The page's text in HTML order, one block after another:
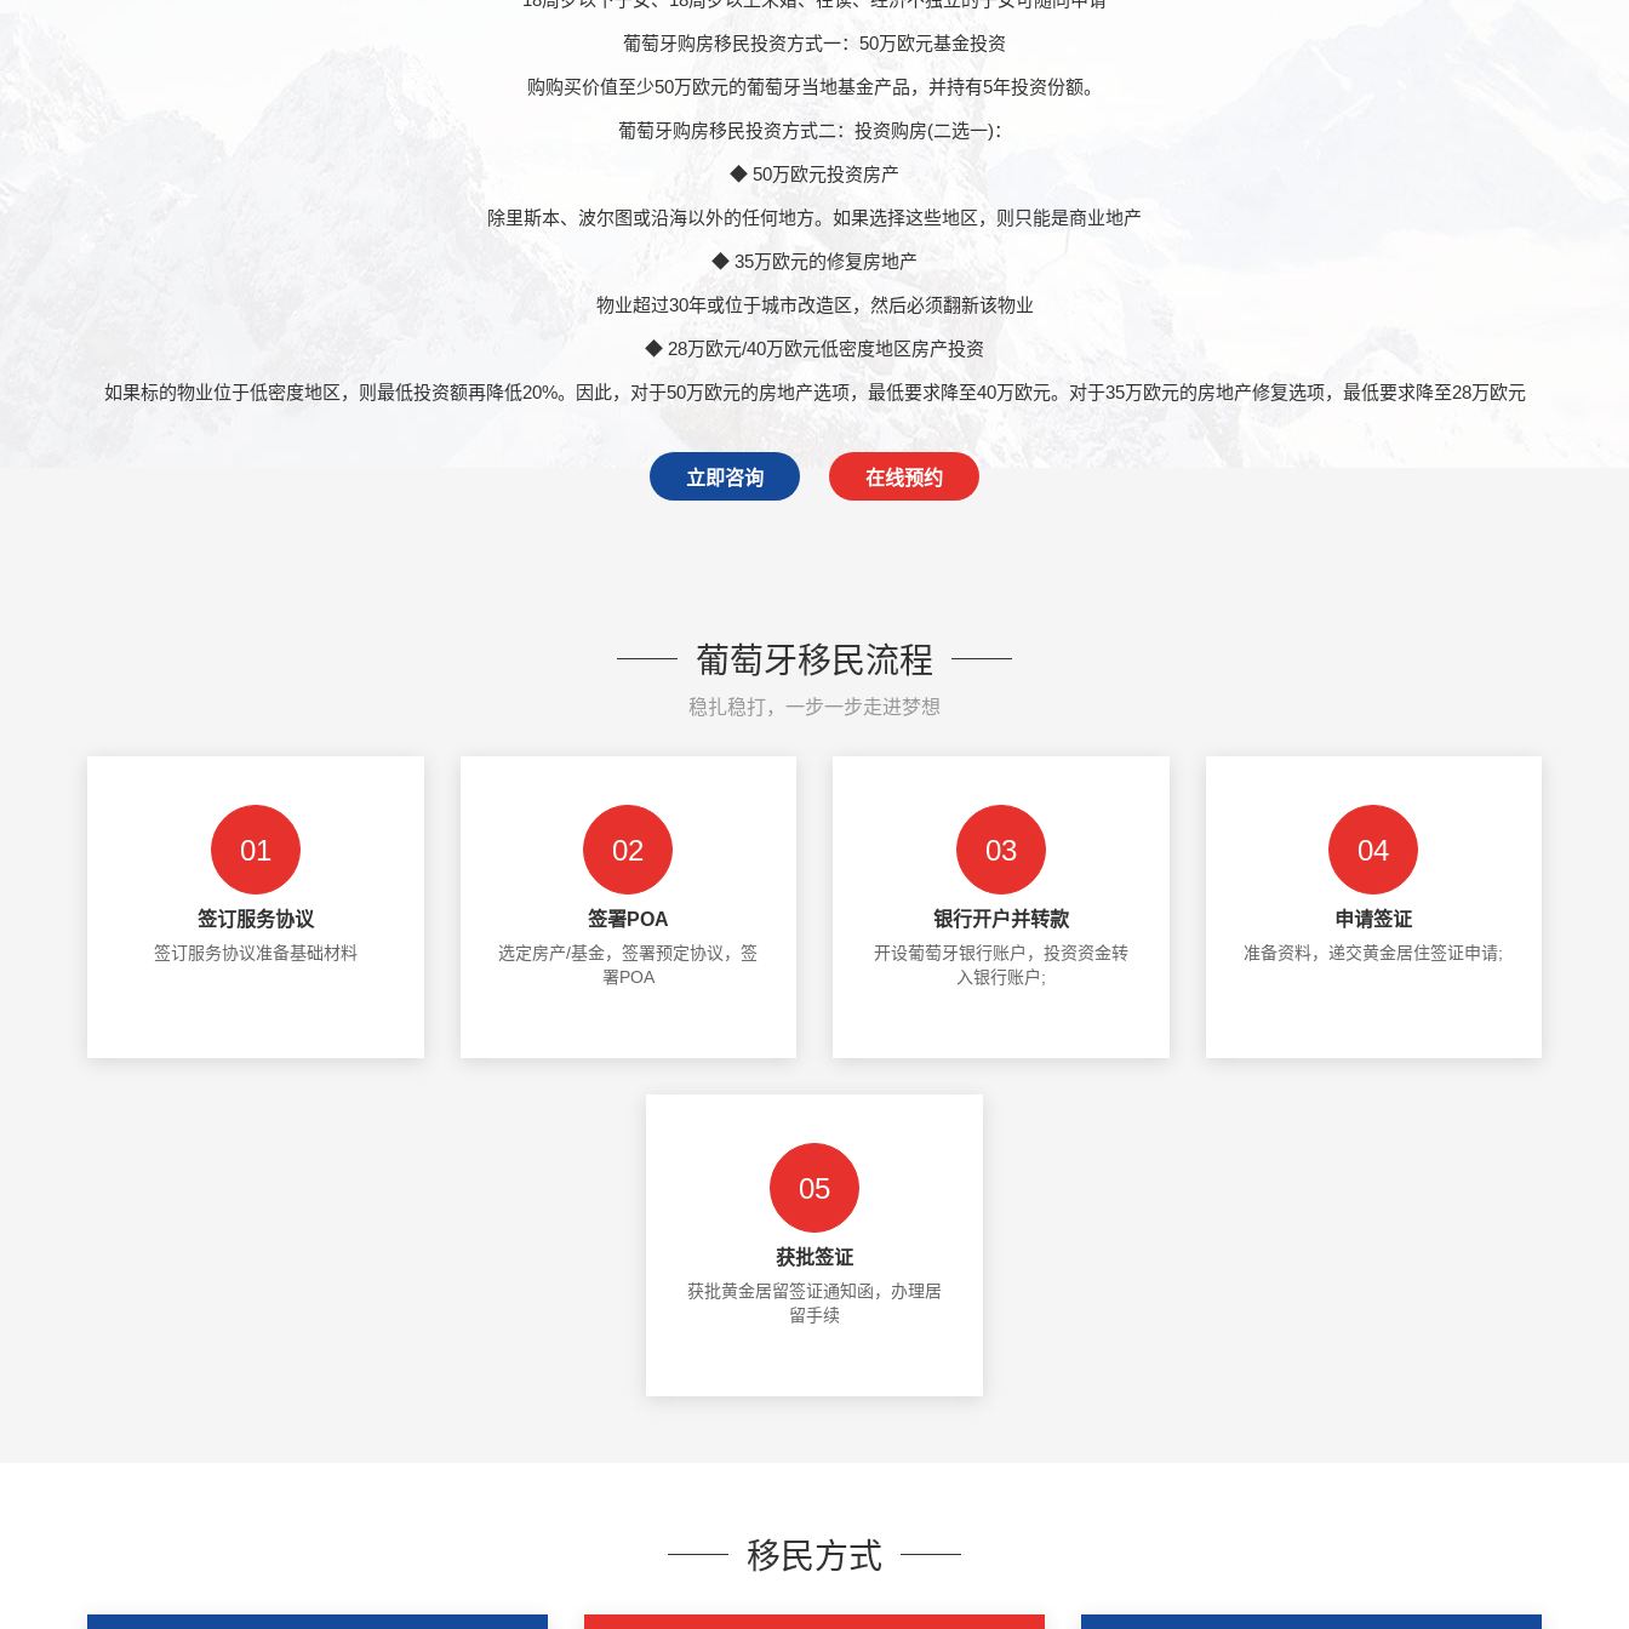
葡萄牙购房移民投资方式一：50万欧元基金投资
购购买价值至少50万欧元的葡萄牙当地基金产品，并持有5年投资份额。
葡萄牙购房移民投资方式二：投资购房(二选一)：
◆ 50万欧元投资房产
除里斯本、波尔图或沿海以外的任何地方。如果选择这些地区，则只能是商业地产
◆ 35万欧元的修复房地产
物业超过30年或位于城市改造区，然后必须翻新该物业
◆ 28万欧元/40万欧元低密度地区房产投资
如果标的物业位于低密度地区，则最低投资额再降低20%。因此，对于50万欧元的房地产选项，最低要求降至40万欧元。对于35万欧元的房地产修复选项，最低要求降至28万欧元
立即咨询 在线预约
葡萄牙移民流程
稳扎稳打，一步一步走进梦想
01
签订服务协议
签订服务协议准备基础材料
02
签署POA
选定房产/基金，签署预定协议，签
署POA
03
银行开户并转款
开设葡萄牙银行账户，投资资金转
入银行账户;
04
申请签证
准备资料，递交黄金居住签证申请;
05
获批签证
获批黄金居留签证通知函，办理居
留手续
移民方式